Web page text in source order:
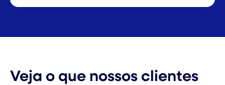
Veja o que nossos clientes